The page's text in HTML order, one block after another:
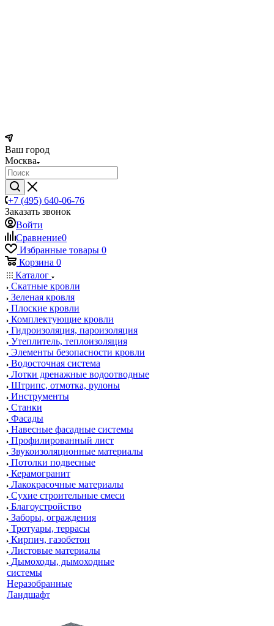
Ваш город
Москва
+7 (495) 640-06-76
Заказать звонок
Войти
Сравнение0
Избранные товары 0
Корзина 0
Каталог
Скатные кровли
Зеленая кровля
Плоские кровли
Комплектующие кровли
Гидроизоляция, пароизоляция
Утеплитель, теплоизоляция
Элементы безопасности кровли
Водосточная система
Лотки дренажные водоотводные
Штрипс, отмотка, рулоны
Инструменты
Станки
Фасады
Навесные фасадные системы
Профилированный лист
Звукоизоляционные материалы
Потолки подвесные
Керамогранит
Лакокрасочные материалы
Сухие строительные смеси
Благоустройство
Заборы, ограждения
Тротуары, террасы
Кирпич, газобетон
Листовые материалы
Дымоходы, дымоходные
системы
Неразобранные
Ландшафт